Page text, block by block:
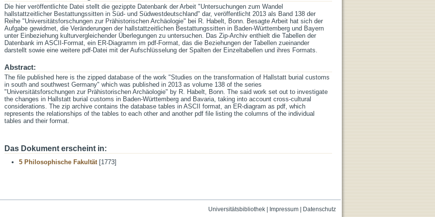
Die hier veröffentlichte Datei stellt die gezippte Datenbank der Arbeit "Untersuchungen zum Wandel
hallstattzeitlicher Bestattungssitten in Süd- und Südwestdeutschland" dar, veröffentlicht 2013 als Band 138 der
Reihe "Universitätsforschungen zur Prähistorischen Archäologie" bei R. Habelt, Bonn. Besagte Arbeit hat sich der
Aufgabe gewidmet, die Veränderungen der hallstattzeitlichen Bestattungssitten in Baden-Württemberg und Bayern
unter Einbeziehung kulturvergleichender Überlegungen zu untersuchen. Das Zip-Archiv enthielt die Tabellen der
Datenbank im ASCII-Format, ein ER-Diagramm im pdf-Format, das die Beziehungen der Tabellen zueinander
darstellt sowie eine weitere pdf-Datei mit der Aufschlüsselung der Spalten der Einzeltabellen und ihres Formats.
Abstract:
The file published here is the zipped database of the work "Studies on the transformation of Hallstatt burial customs
in south and southwest Germany" which was published in 2013 as volume 138 of the series
"Universitätsforschungen zur Prähistorischen Archäologie" by R. Habelt, Bonn. The said work set out to investigate
the changes in Hallstatt burial customs in Baden-Württemberg and Bavaria, taking into account cross-cultural
considerations. The zip archive contains the database tables in ASCII format, an ER-diagram as pdf, which
represents the relationships of the tables to each other and another pdf file listing the columns of the individual
tables and their format.
Das Dokument erscheint in:
5 Philosophische Fakultät[1773]
Universitätsbibliothek| Impressum| Datenschutz